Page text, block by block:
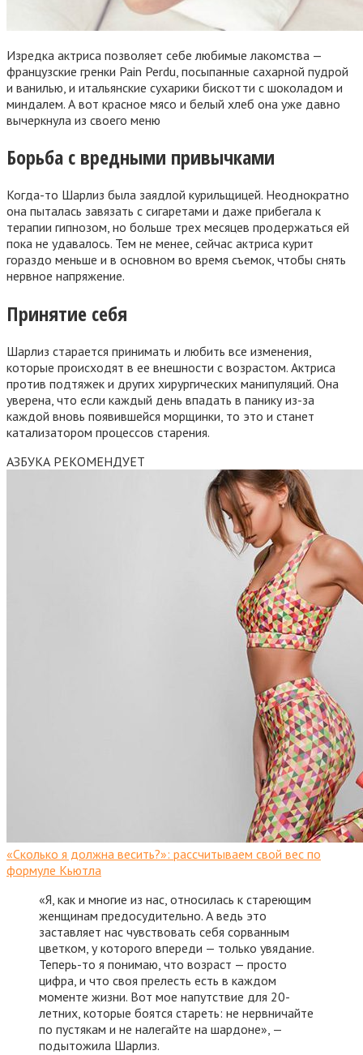
Изредка актриса позволяет себе любимые лакомства —
французские гренки Pain Perdu, посыпанные сахарной пудрой
и ванилью, и итальянские сухарики бискотти с шоколадом и
миндалем. А вот красное мясо и белый хлеб она уже давно
вычеркнула из своего меню
Борьба с вредными привычками
Когда-то Шарлиз была заядлой курильщицей. Неоднократно
она пыталась завязать с сигаретами и даже прибегала к
терапии гипнозом, но больше трех месяцев продержаться ей
пока не удавалось. Тем не менее, сейчас актриса курит
гораздо меньше и в основном во время съемок, чтобы снять
нервное напряжение.
Принятие себя
Шарлиз старается принимать и любить все изменения,
которые происходят в ее внешности с возрастом. Актриса
против подтяжек и других хирургических манипуляций. Она
уверена, что если каждый день впадать в панику из-за
каждой вновь появившейся морщинки, то это и станет
катализатором процессов старения.
АЗБУКА РЕКОМЕНДУЕТ
«Сколько я должна весить?»: рассчитываем свой вес по
формуле Кьютла
«Я, как и многие из нас, относилась к стареющим
женщинам предосудительно. А ведь это
заставляет нас чувствовать себя сорванным
цветком, у которого впереди — только увядание.
Теперь-то я понимаю, что возраст — просто
цифра, и что своя прелесть есть в каждом
моменте жизни. Вот мое напутствие для 20-
летних, которые боятся стареть: не нервничайте
по пустякам и не налегайте на шардоне», —
подытожила Шарлиз.